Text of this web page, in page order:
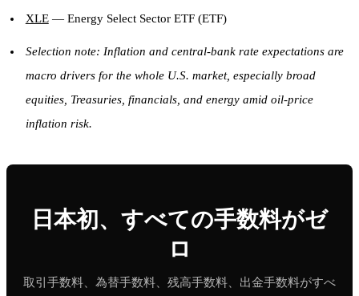
XLE— Energy Select Sector ETF (ETF)
Selection note: Inflation and central-bank rate expectations are
macro drivers for the whole U.S. market, especially broad
equities, Treasuries, financials, and energy amid oil-price
inflation risk.
日本初、すべての手数料がゼ
ロ
取引手数料、為替手数料、残高手数料、出金手数料がすべ